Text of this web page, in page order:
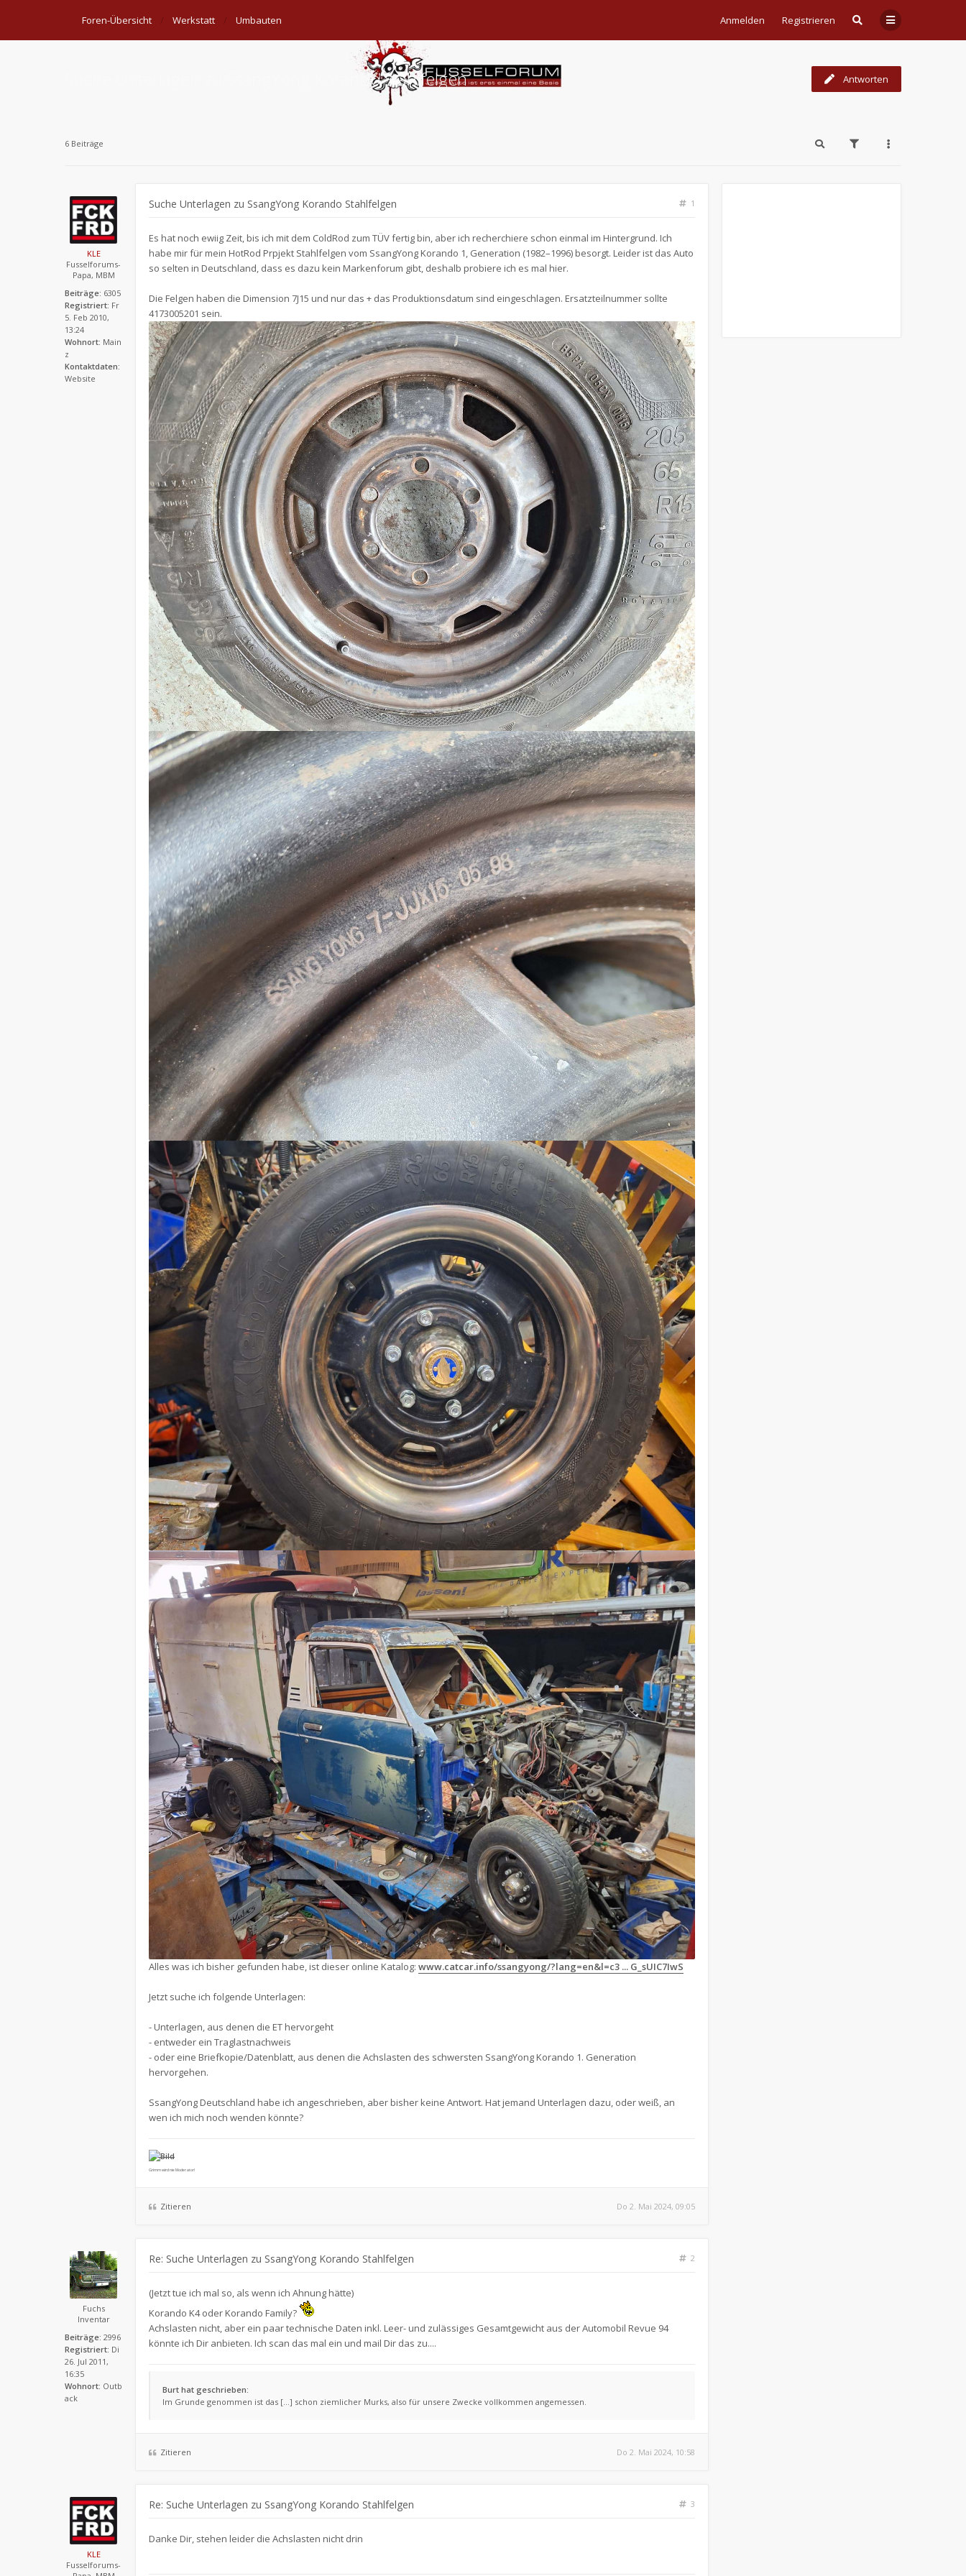
Anmelden Registrieren
Foren-Übersicht Werkstatt Umbauten
Suche Unterlagen zu SsangYong Korando Stahlfelgen Antworten
6 Beiträge
KLE
Fusselforums-
Papa, MBM
Beiträge: 6305
Registriert: Fr
5. Feb 2010,
13:24
Wohnort: Main
z
Kontaktdaten:
Website
Suche Unterlagen zu SsangYong Korando Stahlfelgen 1
Es hat noch ewiig Zeit, bis ich mit dem ColdRod zum TÜV fertig bin, aber ich recherchiere schon einmal im Hintergrund. Ich
habe mir für mein HotRod Prpjekt Stahlfelgen vom SsangYong Korando 1, Generation (1982–1996) besorgt. Leider ist das Auto
so selten in Deutschland, dass es dazu kein Markenforum gibt, deshalb probiere ich es mal hier.
Die Felgen haben die Dimension 7J15 und nur das + das Produktionsdatum sind eingeschlagen. Ersatzteilnummer sollte
4173005201 sein.
Alles was ich bisher gefunden habe, ist dieser online Katalog: www.catcar.info/ssangyong/?lang=en&l=c3 ... G_sUIC7IwS
Jetzt suche ich folgende Unterlagen:
- Unterlagen, aus denen die ET hervorgeht
- entweder ein Traglastnachweis
- oder eine Briefkopie/Datenblatt, aus denen die Achslasten des schwersten SsangYong Korando 1. Generation
hervorgehen.
SsangYong Deutschland habe ich angeschrieben, aber bisher keine Antwort. Hat jemand Unterlagen dazu, oder weiß, an
wen ich mich noch wenden könnte?
Grimm wird nie Moderator!
Zitieren Do 2. Mai 2024, 09:05
Fuchs
Inventar
Beiträge: 2996
Registriert: Di
26. Jul 2011,
16:35
Wohnort: Outb
ack
Re: Suche Unterlagen zu SsangYong Korando Stahlfelgen 2
(Jetzt tue ich mal so, als wenn ich Ahnung hätte)
Korando K4 oder Korando Family?
Achslasten nicht, aber ein paar technische Daten inkl. Leer- und zulässiges Gesamtgewicht aus der Automobil Revue 94
könnte ich Dir anbieten. Ich scan das mal ein und mail Dir das zu....
Burt hat geschrieben:
Im Grunde genommen ist das [...] schon ziemlicher Murks, also für unsere Zwecke vollkommen angemessen.
Zitieren Do 2. Mai 2024, 10:58
KLE
Fusselforums-
Re: Suche Unterlagen zu SsangYong Korando Stahlfelgen 3
Danke Dir, stehen leider die Achslasten nicht drin